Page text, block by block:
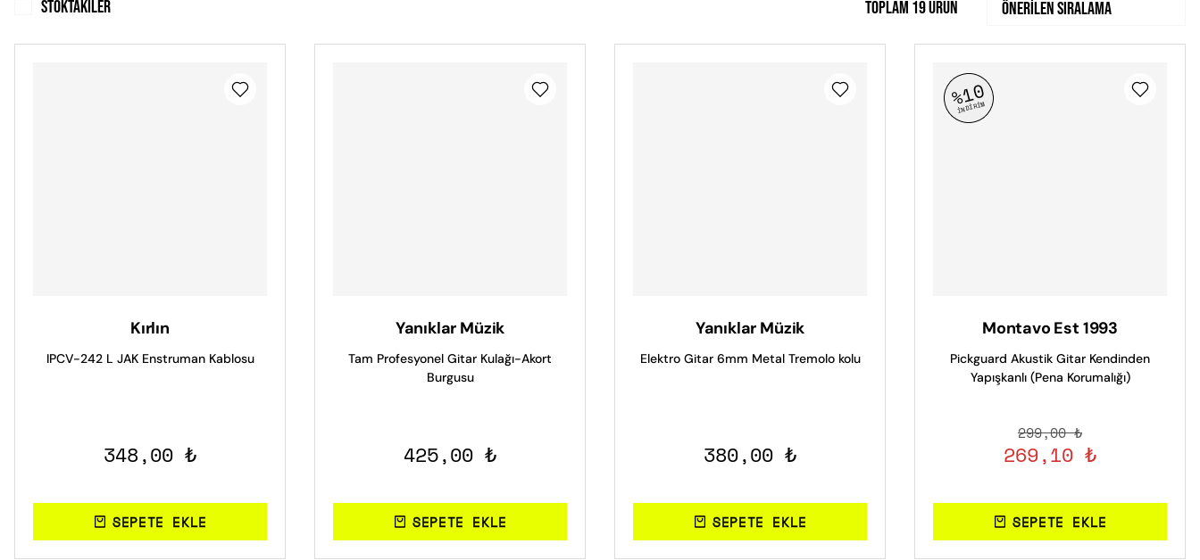
Stoktakiler Toplam 19 ürün
Kırlın
IPCV-242 L JAK Enstruman Kablosu
348,00 ₺
SEPETE EKLE
Yanıklar Müzik
Tam Profesyonel Gitar Kulağı-Akort
Burgusu
425,00 ₺
SEPETE EKLE
Yanıklar Müzik
Elektro Gitar 6mm Metal Tremolo kolu
380,00 ₺
SEPETE EKLE
%10
İNDİRİM
Montavo Est 1993
Pickguard Akustik Gitar Kendinden
Yapışkanlı (Pena Korumalığı)
269,10 ₺
299,00 ₺
SEPETE EKLE